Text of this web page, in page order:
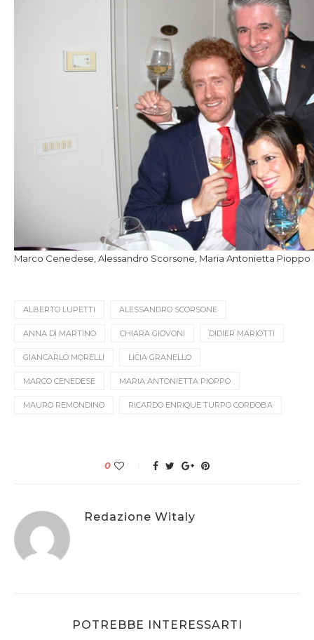
Marco Cenedese, Alessandro Scorsone, Maria Antonietta Pioppo
ALBERTO LUPETTI ALESSANDRO SCORSONE
ANNA DI MARTINO CHIARA GIOVONI DIDIER MARIOTTI
GIANCARLO MORELLI LICIA GRANELLO
MARCO CENEDESE MARIA ANTONIETTA PIOPPO
MAURO REMONDINO RICARDO ENRIQUE TURPO CORDOBA
0
Redazione Witaly
POTREBBE INTERESSARTI